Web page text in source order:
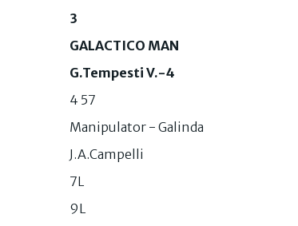
3
GALACTICO MAN
G.Tempesti V.-4
4 57
Manipulator - Galinda
J.A.Campelli
7L
9L